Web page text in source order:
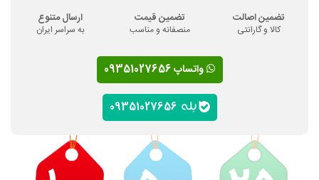
تضمین اصالت
کالا و گارانتی
تضمین قیمت
منصفانه و مناسب
ارسال متنوع
به سراسر ایران
واتساپ 09351027656